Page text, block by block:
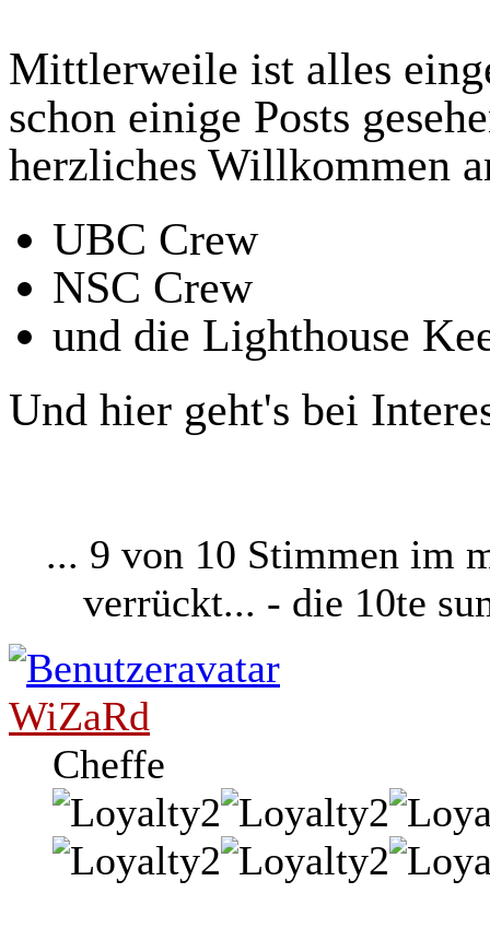
Mittlerweile ist alles
schon einige Posts
herzliches Willkommen
UBC Crew
NSC Crew
und die Lighthouse
Und hier geht's bei
... 9 von 10 Stimmen im
verrückt... - die 10te
WiZaRd
Cheffe